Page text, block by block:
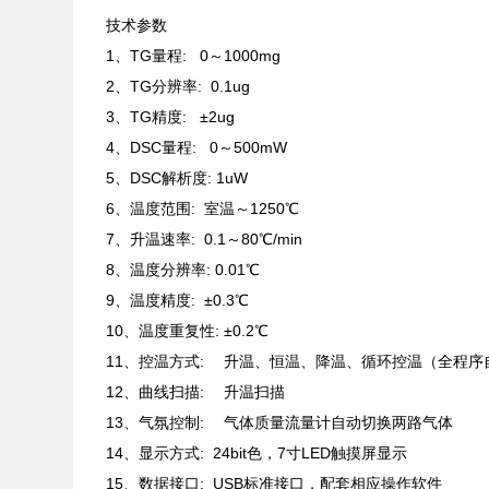
技术参数
1、TG量程: 0～1000mg
2、TG分辨率: 0.1ug
3、TG精度: ±2ug
4、DSC量程: 0～500mW
5、DSC解析度: 1uW
6、温度范围: 室温～1250℃
7、升温速率: 0.1～80℃/min
8、温度分辨率: 0.01℃
9、温度精度: ±0.3℃
10、温度重复性: ±0.2℃
11、控温方式: 升温、恒温、降温、循环控温（全程序
12、曲线扫描: 升温扫描
13、气氛控制: 气体质量流量计自动切换两路气体
14、显示方式: 24bit色，7寸LED触摸屏显示
15、数据接口: USB标准接口，配套相应操作软件